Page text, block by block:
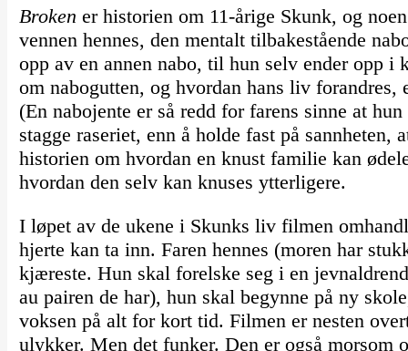
Broken er historien om 11-årige Skunk, og
vennen hennes, den mentalt tilbakestående
opp av en annen nabo, til hun selv ender opp i
om nabogutten, og hvordan hans liv
(En nabojente er så redd for farens sinne at
stagge raseriet, enn å holde fast på
historien om hvordan en knust familie kan
hvordan den selv kan knuses ytterligere.
I løpet av de ukene i Skunks liv filmen
hjerte kan ta inn. Faren hennes (moren har
kjæreste. Hun skal forelske seg i en
au pairen de har), hun skal begynne på ny
voksen på alt for kort tid. Filmen er nesten
ulykker. Men det funker. Den er også morsom